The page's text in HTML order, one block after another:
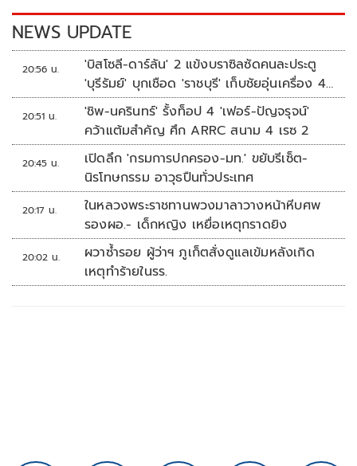
k k
NEWS UPDATE
20:56 น.
'บิสโซลี-ดาร์ลัน' 2 แข้งบราซิลซัดคนละประตู
'บุรีรัมย์' บุกเชือด 'ราชบุรี' เก็บชัยอุ่นเครื่อง 4
นัดรวด
20:51 น.
'ชิพ-นครินทร์' รั้งท็อป 4 'เฟอร์-ปัญจรุจน์'
คว้าแต้มสำคัญ ศึก ARRC สนาม 4 เรซ 2
20:45 น.
เปิดลึก 'กรมการปกครอง-มท.' ขยับรีเซ็ต-
นิรโทษกรรม อาวุธปืนทั่วประเทศ
20:17 น.
ในหลวงพระราชทานพวงมาลาวางหน้าหีบศพ
รองผอ.- เด็กหญิง เหยื่อเหตุกราดยิง
20:02 น.
ผวาซ้ำรอย ผู้ว่าฯ ภูเก็ตสั่งดูแลเข้มหลังเกิด
เหตุทำร้ายในรร.